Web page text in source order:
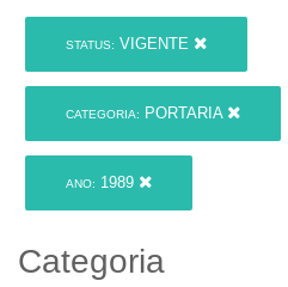
STATUS: VIGENTE
CATEGORIA: PORTARIA
ANO: 1989
Categoria